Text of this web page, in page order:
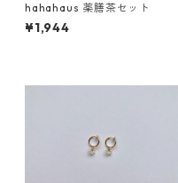
hahahaus 薬膳茶セット
¥1,944